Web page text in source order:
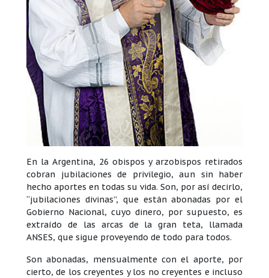
En la Argentina, 26 obispos y arzobispos retirados
cobran jubilaciones de privilegio, aun sin haber
hecho aportes en todas su vida. Son, por así decirlo,
“jubilaciones divinas”, que están abonadas por el
Gobierno Nacional, cuyo dinero, por supuesto, es
extraído de las arcas de la gran teta, llamada
ANSES, que sigue proveyendo de todo para todos.
Son abonadas, mensualmente con el aporte, por
cierto, de los creyentes y los no creyentes e incluso